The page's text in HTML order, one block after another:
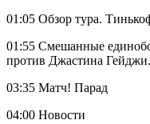
01:05 Обзор тура.
01:55 Смешанные
против Джастина
03:35 Матч! Парад
04:00 Новости